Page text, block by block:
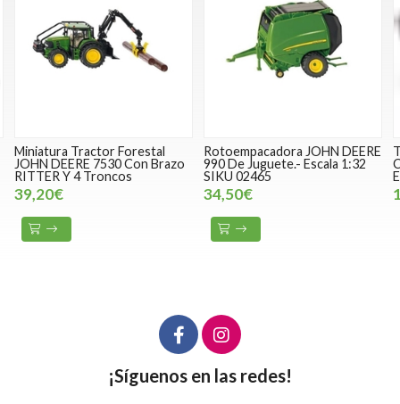
Miniatura Tractor Forestal
JOHN DEERE 7530 Con Brazo
RITTER Y 4 Troncos
39,20€
Rotoempacadora JOHN DEERE
990 De Juguete.- Escala 1:32
SIKU 02465
34,50€
¡Síguenos en las redes!